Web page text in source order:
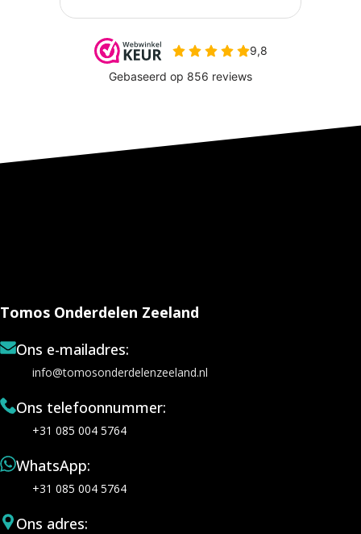
Tomos Onderdelen Zeeland
Ons e-mailadres:
info@tomosonderdelenzeeland.nl
Ons telefoonnummer:
+31 085 004 5764
WhatsApp:
+31 085 004 5764
Ons adres: